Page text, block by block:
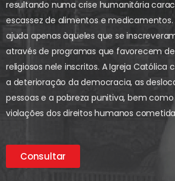
resultando numa crise humanitária
escassez de alimentos e
ajuda apenas àqueles que se
através de programas que favorecem
religiosos nele inscritos. A Igreja Católica
a deterioração da democracia, as
pessoas e a pobreza punitiva, bem
violações dos direitos humanos
Consultar